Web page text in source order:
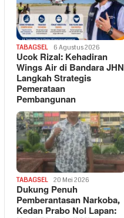
TABAGSEL 6 Agustus 2026
Ucok Rizal: Kehadiran
Wings Air di Bandara JHN
Langkah Strategis
Pemerataan
Pembangunan
TABAGSEL 20 Mei 2026
Dukung Penuh
Pemberantasan Narkoba,
Kedan Prabo Nol Lapan: